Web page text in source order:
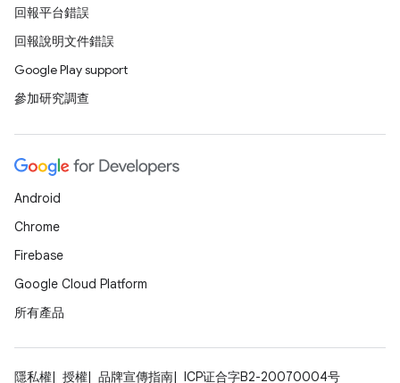
回報平台錯誤
回報說明文件錯誤
Google Play support
參加研究調查
Android
Chrome
Firebase
Google Cloud Platform
所有產品
隱私權 授權 品牌宣傳指南 ICP证合字B2-20070004号